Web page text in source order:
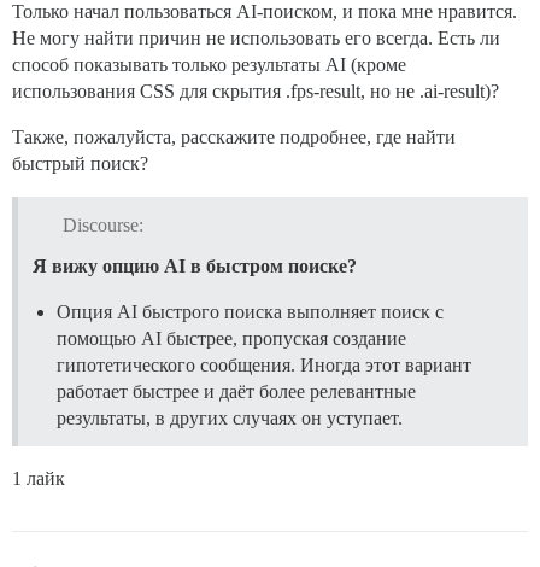
Только начал пользоваться AI-поиском, и пока мне нравится.
Не могу найти причин не использовать его всегда. Есть ли
способ показывать только результаты AI (кроме
использования CSS для скрытия .fps-result, но не .ai-result)?
Также, пожалуйста, расскажите подробнее, где найти
быстрый поиск?
Discourse:
Я вижу опцию AI в быстром поиске?
Опция AI быстрого поиска выполняет поиск с
помощью AI быстрее, пропуская создание
гипотетического сообщения. Иногда этот вариант
работает быстрее и даёт более релевантные
результаты, в других случаях он уступает.
1 лайк